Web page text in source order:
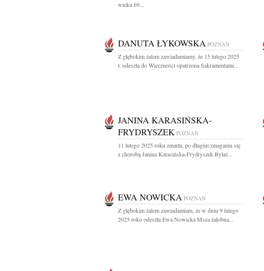
wieku 69...
DANUTA ŁYKOWSKA POZNAŃ
Z głębokim żalem zawiadamiamy, że 15 lutego 2025
r. odeszła do Wieczności opatrzona Sakramentami...
JANINA KARASIŃSKA-
FRYDRYSZEK POZNAŃ
11 lutego 2025 roku zmarła, po długim zmaganiu się
z chorobą Janina Karasińska-Frydryszek Byłaś...
EWA NOWICKA POZNAŃ
Z głębokim żalem zawiadamiam, że w dniu 9 lutego
2025 roku odeszła Ewa Nowicka Msza żałobna...